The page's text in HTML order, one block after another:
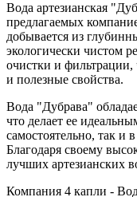
Вода артезианская
предлагаемых
добывается из
экологически чистом
очистки и фильтрации,
и полезные свойства.
Вода "Дубрава"
что делает ее
самостоятельно, так и
Благодаря своему
лучших артезианских
Компания 4 капли -